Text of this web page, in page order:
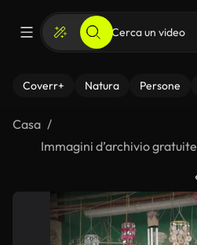
Coverr+ Natura Persone
Casa
Immagini d’archivio gratuite